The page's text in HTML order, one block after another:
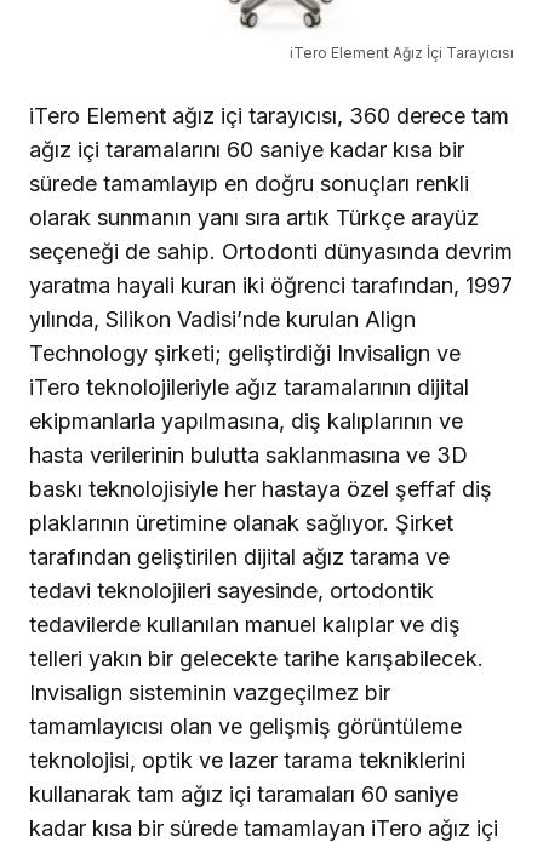
iTero Element Ağız İçi Tarayıcısı
iTero Element ağız içi tarayıcısı, 360 de­rece tam
ağız içi taramalarını 60 saniye ka­dar kısa bir
sürede tamamlayıp en doğru sonuçları renkli
olarak sunmanın yanı sıra artık Türkçe arayüz
seçeneği de sahip. Orto­donti dünyasında devrim
yaratma hayali kuran iki öğrenci tarafından, 1997
yılında, Silikon Vadisi’nde kurulan Align
Technology şirketi; geliştirdiği Invisalign ve
iTero teknolo­jileriyle ağız taramalarının dijital
ekipmanlarla yapılmasına, diş kalıplarının ve
hasta verilerinin bulutta saklanmasına ve 3D
bas­kı teknolojisiyle her hastaya özel şeffaf diş
plaklarının üretimine olanak sağlıyor. Şirket
tarafından geliştirilen dijital ağız tarama ve
tedavi teknolojileri sayesinde, ortodontik
tedaviler­de kullanılan manuel kalıplar ve diş
telleri yakın bir gelecekte tarihe karışabilecek.
Invisalign sisteminin vazgeçilmez bir
tamamlayıcısı olan ve gelişmiş gö­rüntüleme
teknolojisi, optik ve lazer tarama teknikle­rini
kullanarak tam ağız içi taramaları 60 saniye
kadar kısa bir sürede tamamlayan iTero ağız içi